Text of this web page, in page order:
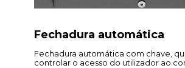
Fechadura automática
Fechadura automática com chave,
controlar o acesso do utilizador ao